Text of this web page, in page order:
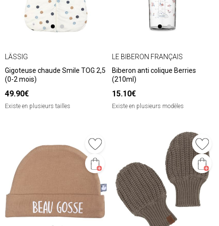
LÄSSIG
Gigoteuse chaude Smile TOG 2,5
(0-2 mois)
49.90€
Existe en plusieurs tailles
LE BIBERON FRANÇAIS
Biberon anti colique Berries
(210ml)
15.10€
Existe en plusieurs modèles